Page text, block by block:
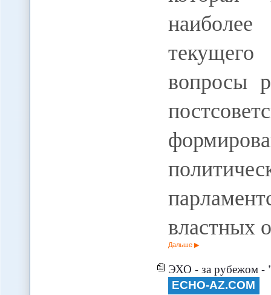
вопросы
властных
Дальше
ЭХО - за рубежом -
ECHO-AZ.COM